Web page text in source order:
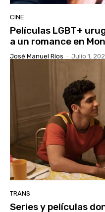
CINE
Películas LGBT+
a un romance en
José Manuel Ríos - Julio 1,
TRANS
Series y películas